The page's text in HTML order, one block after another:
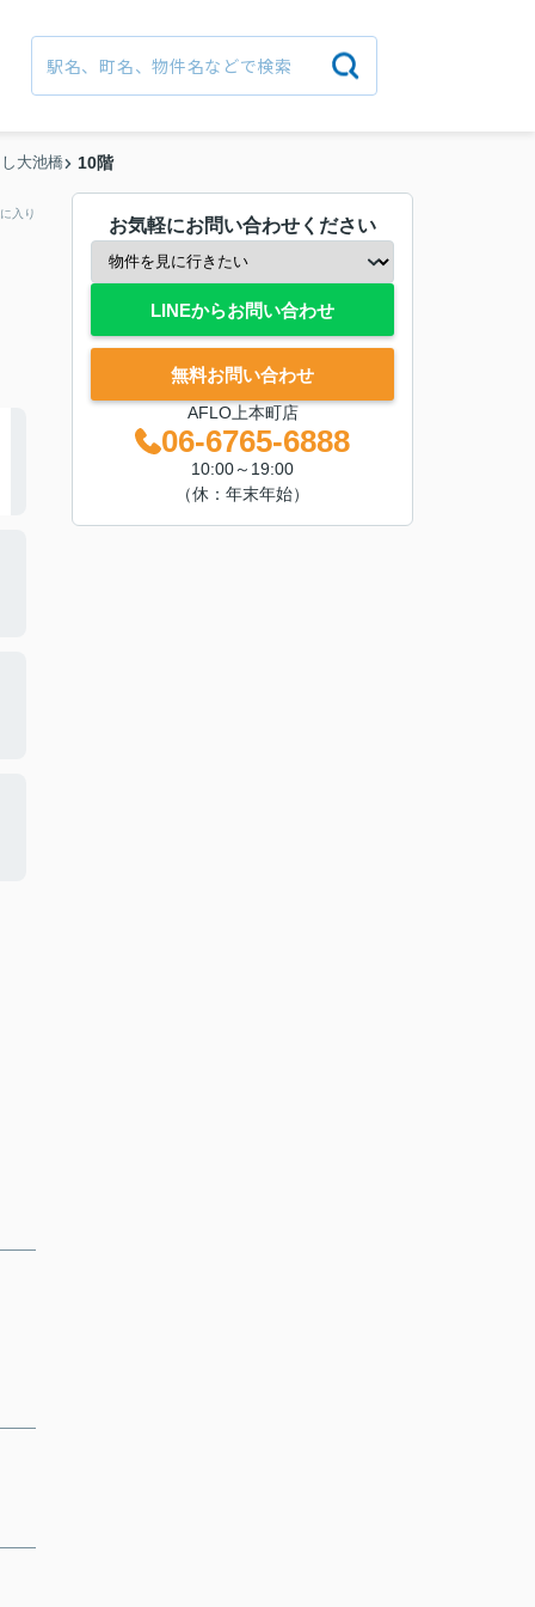
大池橋 10階
入り
お気軽にお問い合わせください
LINEからお問い合わせ
無料お問い合わせ
AFLO上本町店
06-6765-6888
10:00～19:00
（休：年末年始）